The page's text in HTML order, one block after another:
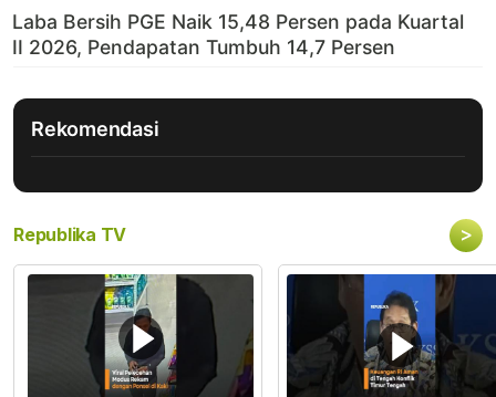
Rekomendasi
Republika TV >